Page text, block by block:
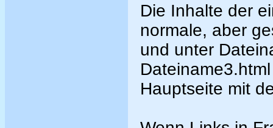
Die Inhalte der
normale, aber
und unter
Hauptseite mit